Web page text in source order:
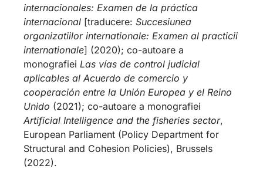
internacionales: Examen de la práctica
internacional [traducere: Succesiunea
organizatiilor internationale: Examen al practicii
internationale] (2020); co-autoare a
monografiei Las vías de control judicial
aplicables al Acuerdo de comercio y
cooperación entre la Unión Europea y el Reino
Unido (2021); co-autoare a monografiei
Artificial Intelligence and the fisheries sector,
European Parliament (Policy Department for
Structural and Cohesion Policies), Brussels
(2022).